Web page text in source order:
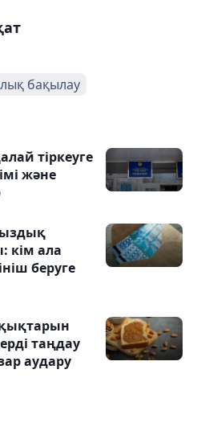
бақылау
тіркеуге
және
кім ала
беруге
таңдау
аудару